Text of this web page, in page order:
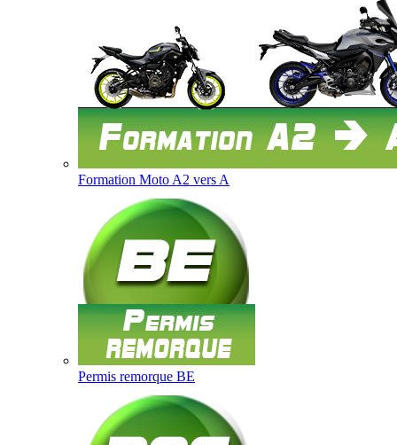
Formation Moto A2 vers A
Permis remorque BE